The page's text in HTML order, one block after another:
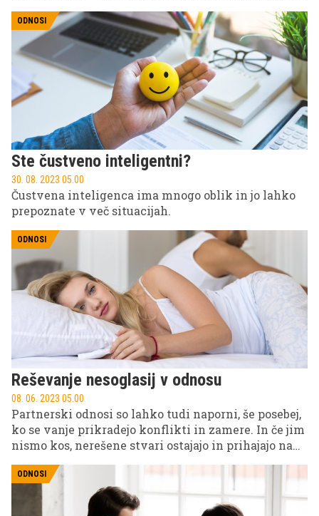
Iskanje bolj efektivnih in humanih rešitev
vključuje tudi uporabo tehnologije. Specifično se
omenja virtualna resničnost, ki bi jo uporabili za
namene prevzgoje.
ODNOSI
Ste čustveno inteligentni?
30. 08. 2023 05.00
Čustvena inteligenca ima mnogo oblik in jo lahko
prepoznate v več situacijah.
ODNOSI
Reševanje nesoglasij v odnosu
08. 06. 2023 05.00
Partnerski odnosi so lahko tudi naporni, še posebej,
ko se vanje prikradejo konflikti in zamere. In če jim
nismo kos, nerešene stvari ostajajo in prihajajo na
zgodilo, je še kako pomembno, da se z njimi soočimo
in jih s skupnimi močmi tudi razrešimo. Več o tem
si lahko preberete v nadaljevanju.
ODNOSI